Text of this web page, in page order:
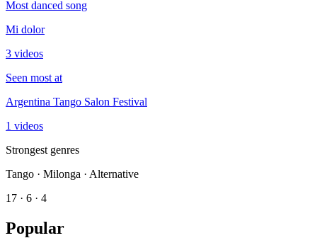
Most danced song
Mi dolor
3 videos
Seen most at
Argentina Tango Salon Festival
1 videos
Strongest genres
Tango · Milonga · Alternative
17 · 6 · 4
Popular